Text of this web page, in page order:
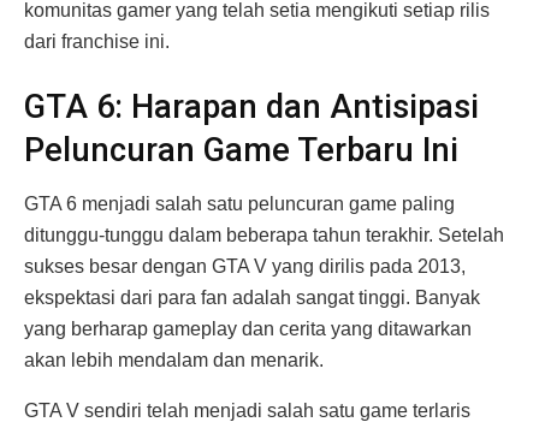
komunitas gamer yang telah setia mengikuti setiap rilis
dari franchise ini.
GTA 6: Harapan dan Antisipasi
Peluncuran Game Terbaru Ini
GTA 6 menjadi salah satu peluncuran game paling
ditunggu-tunggu dalam beberapa tahun terakhir. Setelah
sukses besar dengan GTA V yang dirilis pada 2013,
ekspektasi dari para fan adalah sangat tinggi. Banyak
yang berharap gameplay dan cerita yang ditawarkan
akan lebih mendalam dan menarik.
GTA V sendiri telah menjadi salah satu game terlaris